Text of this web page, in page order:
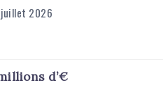
2026
d’€